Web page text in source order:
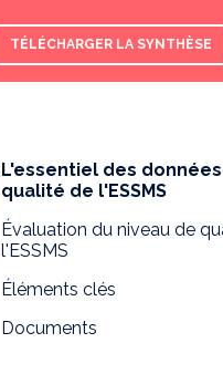
TÉLÉCHARGER LA SYNTHÈSE
L'essentiel des
qualité de l'ESSMS
Évaluation du niveau de
l'ESSMS
Éléments clés
Documents